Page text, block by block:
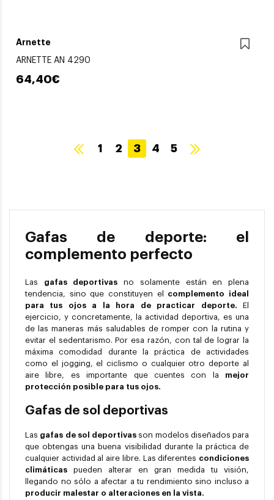
Arnette
ARNETTE AN 4290
64,40€
1 2 3 4 5
Gafas de deporte: el
complemento perfecto
Las gafas deportivas no solamente están en plena
tendencia, sino que constituyen el complemento ideal
para tus ojos a la hora de practicar deporte.
El
ejercicio, y concretamente, la actividad deportiva, es una
de las maneras más saludables de romper con la rutina y
evitar el sedentarismo. Por esa razón, con tal de lograr la
máxima comodidad durante la práctica de actividades
como el jogging, el ciclismo o cualquier otro deporte al
aire libre, es importante que cuentes con la mejor
protección posible para tus ojos.
Gafas de sol deportivas
Las gafas de sol deportivas son modelos diseñados para
que obtengas una buena visibilidad durante la práctica de
cualquier actividad al aire libre. Las diferentes condiciones
climáticas pueden alterar en gran medida tu visión,
llegando no sólo a afectar a tu rendimiento sino incluso a
producir malestar o alteraciones en la vista.